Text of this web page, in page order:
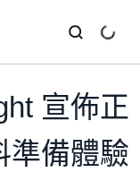
宣佈正
準備體驗